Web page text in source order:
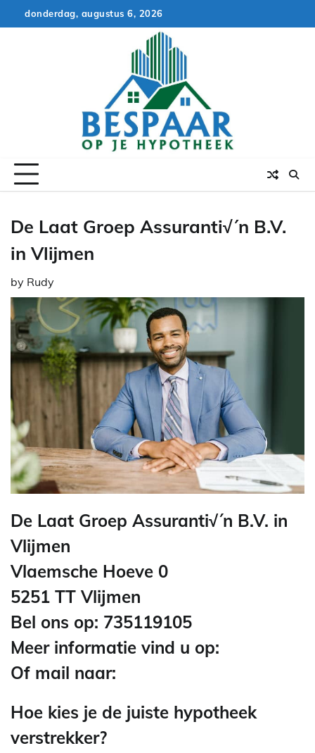
to
donderdag, augustus 6, 2026
De Laat Groep Assuranti√´n B.V.
in Vlijmen
by Rudy
De Laat Groep Assuranti√´n B.V. in
Vlijmen
Vlaemsche Hoeve 0
5251 TT Vlijmen
Bel ons op: 735119105
Meer informatie vind u op:
Of mail naar:
Hoe kies je de juiste hypotheek
verstrekker?